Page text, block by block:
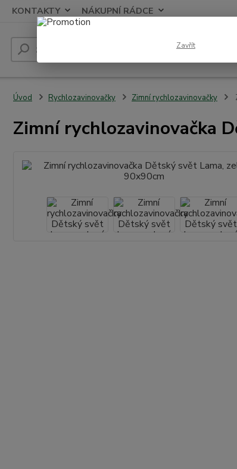
KONTAKTY NÁKUPNÍ RÁDCE
Hledat
Úvod Rychlozavinovačky Zimní rychlozavinovačky
Zimní rychlozavinovačka
Zavřít